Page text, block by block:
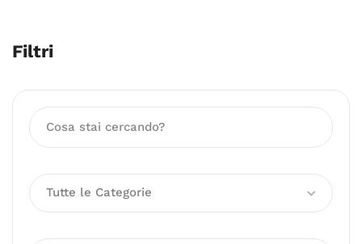
Filtri
Tutte le Categorie